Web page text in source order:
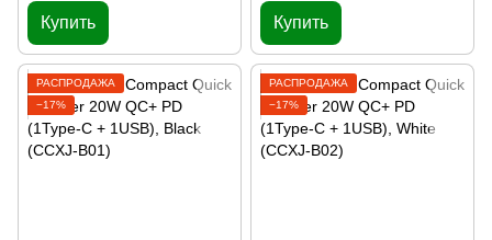
Купить Купить
РАСПРОДАЖА
−17%
РАСПРОДАЖА
−17%